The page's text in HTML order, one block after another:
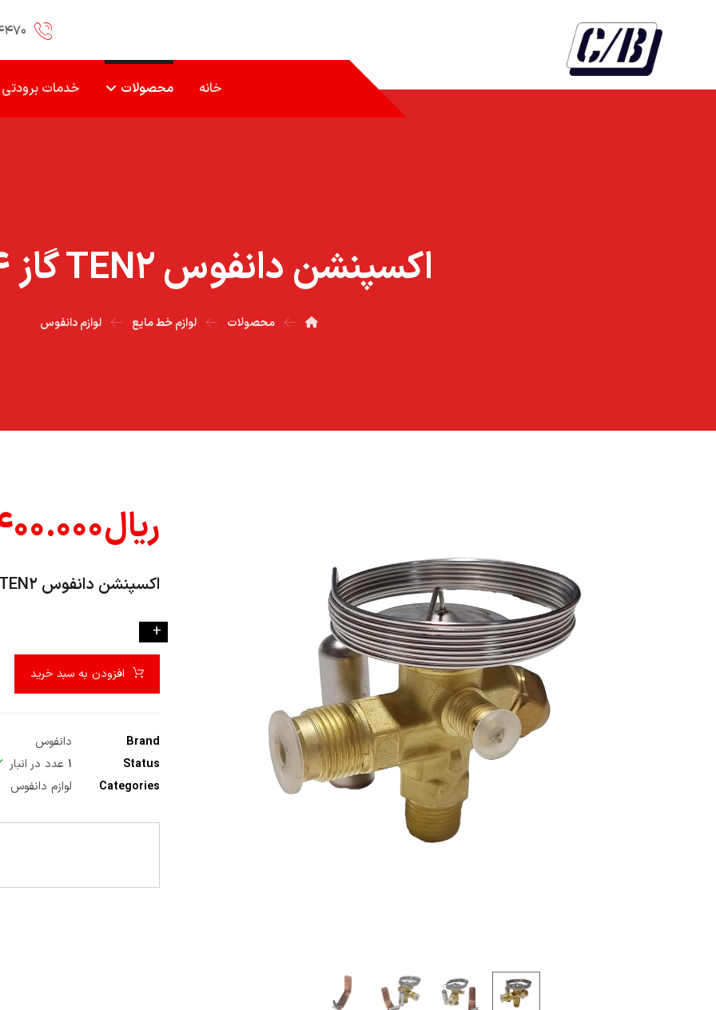
خانه محصولات خدمات برودتی
اکسپنشن دانفوس TEN۲ گاز R۱۳۴
محصولات لوازم خط مایع لوازم دانفوس
ریال
اکسپنشن دانفوس TEN۲ گاز R۱۳۴ با بست بالب
+
افزودن به سبد خرید
Brand
دانفوس
Status
۱ عدد در انبار
Categories
لوازم دانفوس